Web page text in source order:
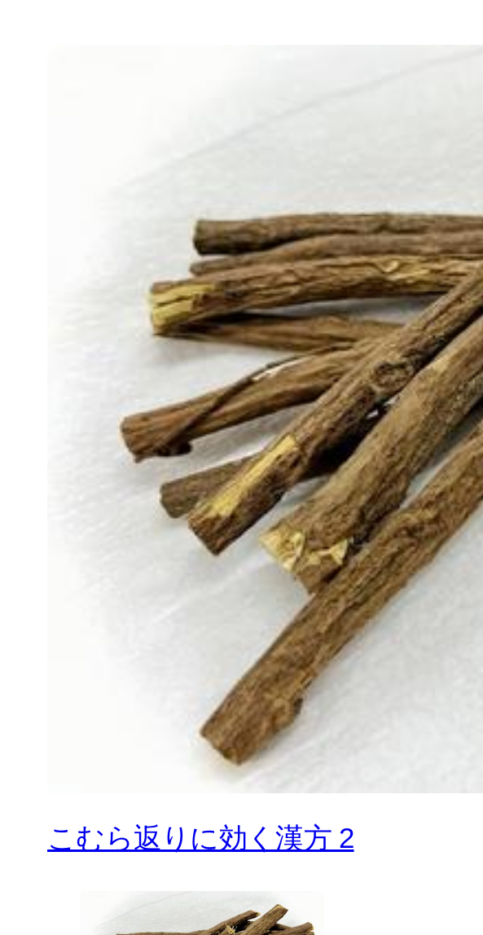
こむら返りに効く漢方 2